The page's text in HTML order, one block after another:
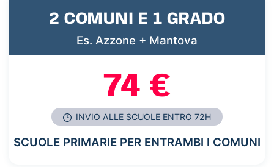
2 COMUNI E 1 GRADO
Es. Azzone + Mantova
74 €
INVIO ALLE SCUOLE ENTRO 72H
SCUOLE PRIMARIE PER ENTRAMBI I COMUNI